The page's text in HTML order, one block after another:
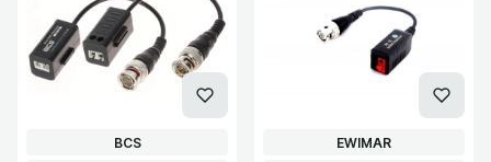
PRODUCENT
BCS PRODUCENT
EWIMAR